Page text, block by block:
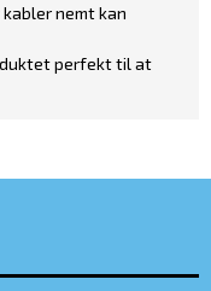
nemt kan
perfekt til at